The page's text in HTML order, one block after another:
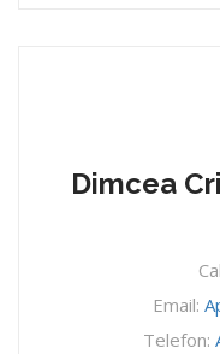
Dimcea
Email:
Telefon: